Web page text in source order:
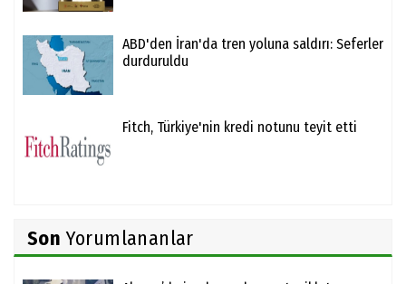
ABD'den İran'da tren yoluna saldırı: Seferler
durduruldu
Fitch, Türkiye'nin kredi notunu teyit etti
Son Yorumlananlar